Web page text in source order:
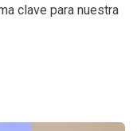
clave para nuestra